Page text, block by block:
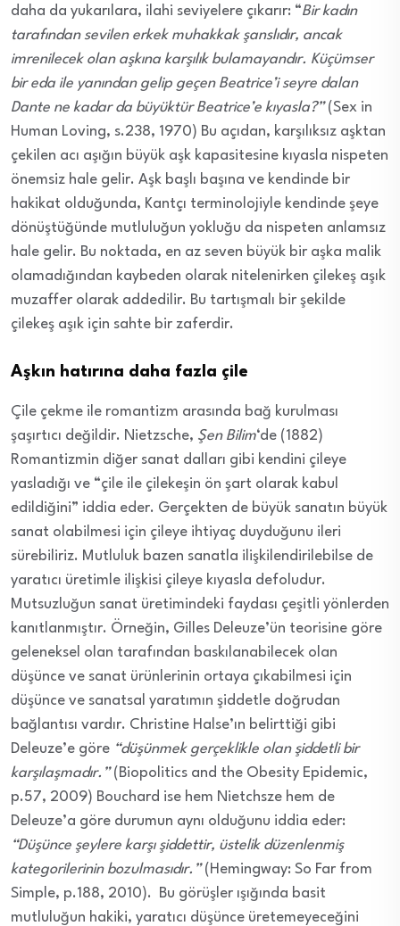
daha da yukarılara, ilahi seviyelere çıkarır: “Bir kadın
tarafından sevilen erkek muhakkak şanslıdır, ancak
imrenilecek olan aşkına karşılık bulamayandır. Küçümser
bir eda ile yanından gelip geçen Beatrice’i seyre dalan
Dante ne kadar da büyüktür Beatrice’e kıyasla?”(Sex in
Human Loving, s.238, 1970) Bu açıdan, karşılıksız aşktan
çekilen acı aşığın büyük aşk kapasitesine kıyasla nispeten
önemsiz hale gelir. Aşk başlı başına ve kendinde bir
hakikat olduğunda, Kantçı terminolojiyle kendinde şeye
dönüştüğünde mutluluğun yokluğu da nispeten anlamsız
hale gelir. Bu noktada, en az seven büyük bir aşka malik
olamadığından kaybeden olarak nitelenirken çilekeş aşık
muzaffer olarak addedilir. Bu tartışmalı bir şekilde
çilekeş aşık için sahte bir zaferdir.
Aşkın hatırına daha fazla çile
Çile çekme ile romantizm arasında bağ kurulması
şaşırtıcı değildir. Nietzsche, Şen Bilim‘de (1882)
Romantizmin diğer sanat dalları gibi kendini çileye
yasladığı ve “çile ile çilekeşin ön şart olarak kabul
edildiğini” iddia eder. Gerçekten de büyük sanatın büyük
sanat olabilmesi için çileye ihtiyaç duyduğunu ileri
sürebiliriz. Mutluluk bazen sanatla ilişkilendirilebilse de
yaratıcı üretimle ilişkisi çileye kıyasla defoludur.
Mutsuzluğun sanat üretimindeki faydası çeşitli yönlerden
kanıtlanmıştır. Örneğin, Gilles Deleuze’ün teorisine göre
geleneksel olan tarafından baskılanabilecek olan
düşünce ve sanat ürünlerinin ortaya çıkabilmesi için
düşünce ve sanatsal yaratımın şiddetle doğrudan
bağlantısı vardır. Christine Halse’ın belirttiği gibi
Deleuze’e göre “düşünmek gerçeklikle olan şiddetli bir
karşılaşmadır.”(Biopolitics and the Obesity Epidemic,
p.57, 2009) Bouchard ise hem Nietchsze hem de
Deleuze’a göre durumun aynı olduğunu iddia eder:
“Düşünce şeylere karşı şiddettir, üstelik düzenlenmiş
kategorilerinin bozulmasıdır.”(Hemingway: So Far from
Simple, p.188, 2010). Bu görüşler ışığında basit
mutluluğun hakiki, yaratıcı düşünce üretemeyeceğini